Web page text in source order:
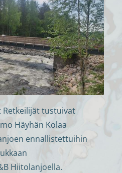
Retkeilijät tustuivat
Häyhän Kolaa
ennallistettuihin
Hiitolanjoella.